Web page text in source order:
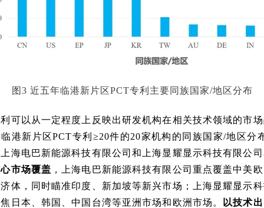
图3 近五年临港新片区PCT专利主要同族国家/地区分布
可以从一定程度上反映出研发机构在相关技术领域的市
港新片区PCT专利≥20件的20家机构的同族国家/地区分
海电巴新能源科技有限公司和上海显耀显示科技有限公
市场覆盖 ，上海电巴新能源科技有限公司重点覆盖中美
体，同时瞄准印度、新加坡等新兴市场；上海显耀显示
日本、韩国、中国台湾等亚洲市场和欧洲市场。
以技术